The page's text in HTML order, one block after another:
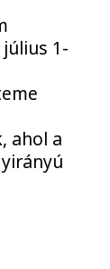
1-
ahol a